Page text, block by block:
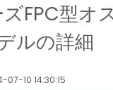
FPC型オ
ルの詳細
07-10 14:30:15